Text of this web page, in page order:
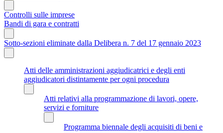
Controlli sulle imprese
Bandi di gara e contratti
Sotto-sezioni eliminate dalla Delibera n. 7 del 17 gennaio 2023
Atti delle amministrazioni aggiudicatrici e degli enti
aggiudicatori distintamente per ogni procedura
Atti relativi alla programmazione di lavori, opere,
servizi e forniture
Programma biennale degli acquisiti di beni e